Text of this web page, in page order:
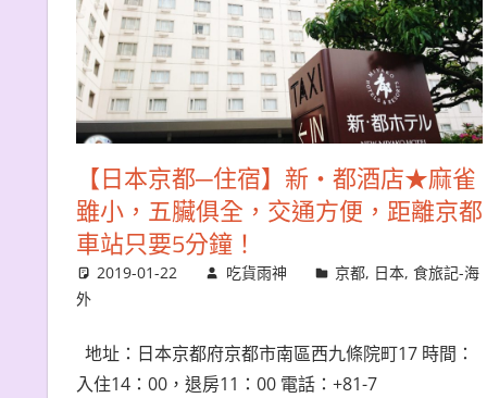
【日本京都─住宿】新・都酒店★麻雀
雖小，五臟俱全，交通方便，距離京都
車站只要5分鐘！
2019-01-22 吃貨雨神 京都, 日本,食旅記-海
外
地址：日本京都府京都市南區西九條院町17 時間：
入住14：00，退房11：00 電話：+81-7